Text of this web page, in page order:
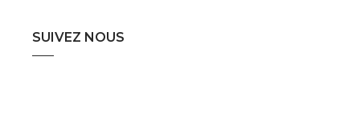
SUIVEZ NOUS